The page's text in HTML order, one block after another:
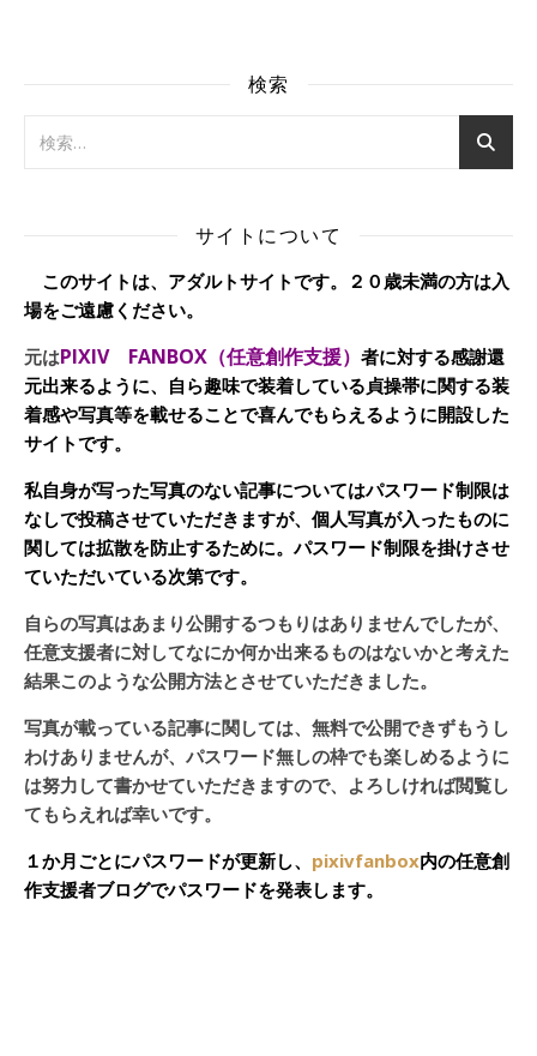
検索
サイトについて
このサイトは、アダルトサイトです。２０歳未満の方は入
場をご遠慮ください。
元はPIXIV FANBOX（任意創作支援） 者に対する感謝還
元出来るように、自ら趣味で装着している貞操帯に関する装
着感や写真等を載せることで喜んでもらえるように開設した
サイトです。
私自身が写った写真のない記事についてはパスワード制限は
なしで投稿させていただきますが、個人写真が入ったものに
関しては拡散を防止するために。パスワード制限を掛けさせ
ていただいている次第です。
自らの写真はあまり公開するつもりはありませんでしたが、
任意支援者に対してなにか何か出来るものはないかと考えた
結果このような公開方法とさせていただきました。
写真が載っている記事に関しては、無料で公開できずもうし
わけありませんが、パスワード無しの枠でも楽しめるように
は努力して書かせていただきますので、よろしければ閲覧し
てもらえれば幸いです。
１か月ごとにパスワードが更新し、 pixivfanbox内の任意創
作支援者ブログでパスワードを発表します。